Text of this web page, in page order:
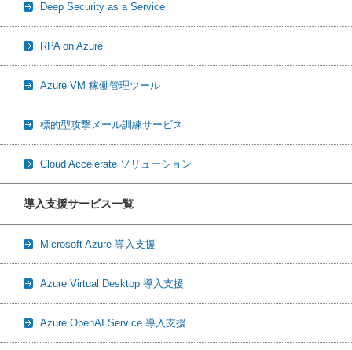
Deep Security as a Service
RPA on Azure
Azure VM 稼働管理ツール
標的型攻撃メール訓練サービス
Cloud Accelerate ソリューション
導入支援サービス一覧
Microsoft Azure 導入支援
Azure Virtual Desktop 導入支援
Azure OpenAI Service 導入支援